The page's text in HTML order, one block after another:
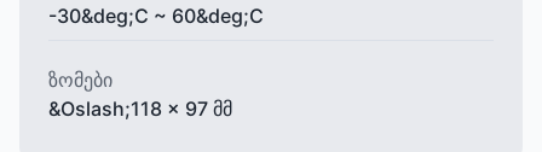
-30&deg;C ~ 60&deg;C
ზომები
&Oslash;118 x 97 მმ